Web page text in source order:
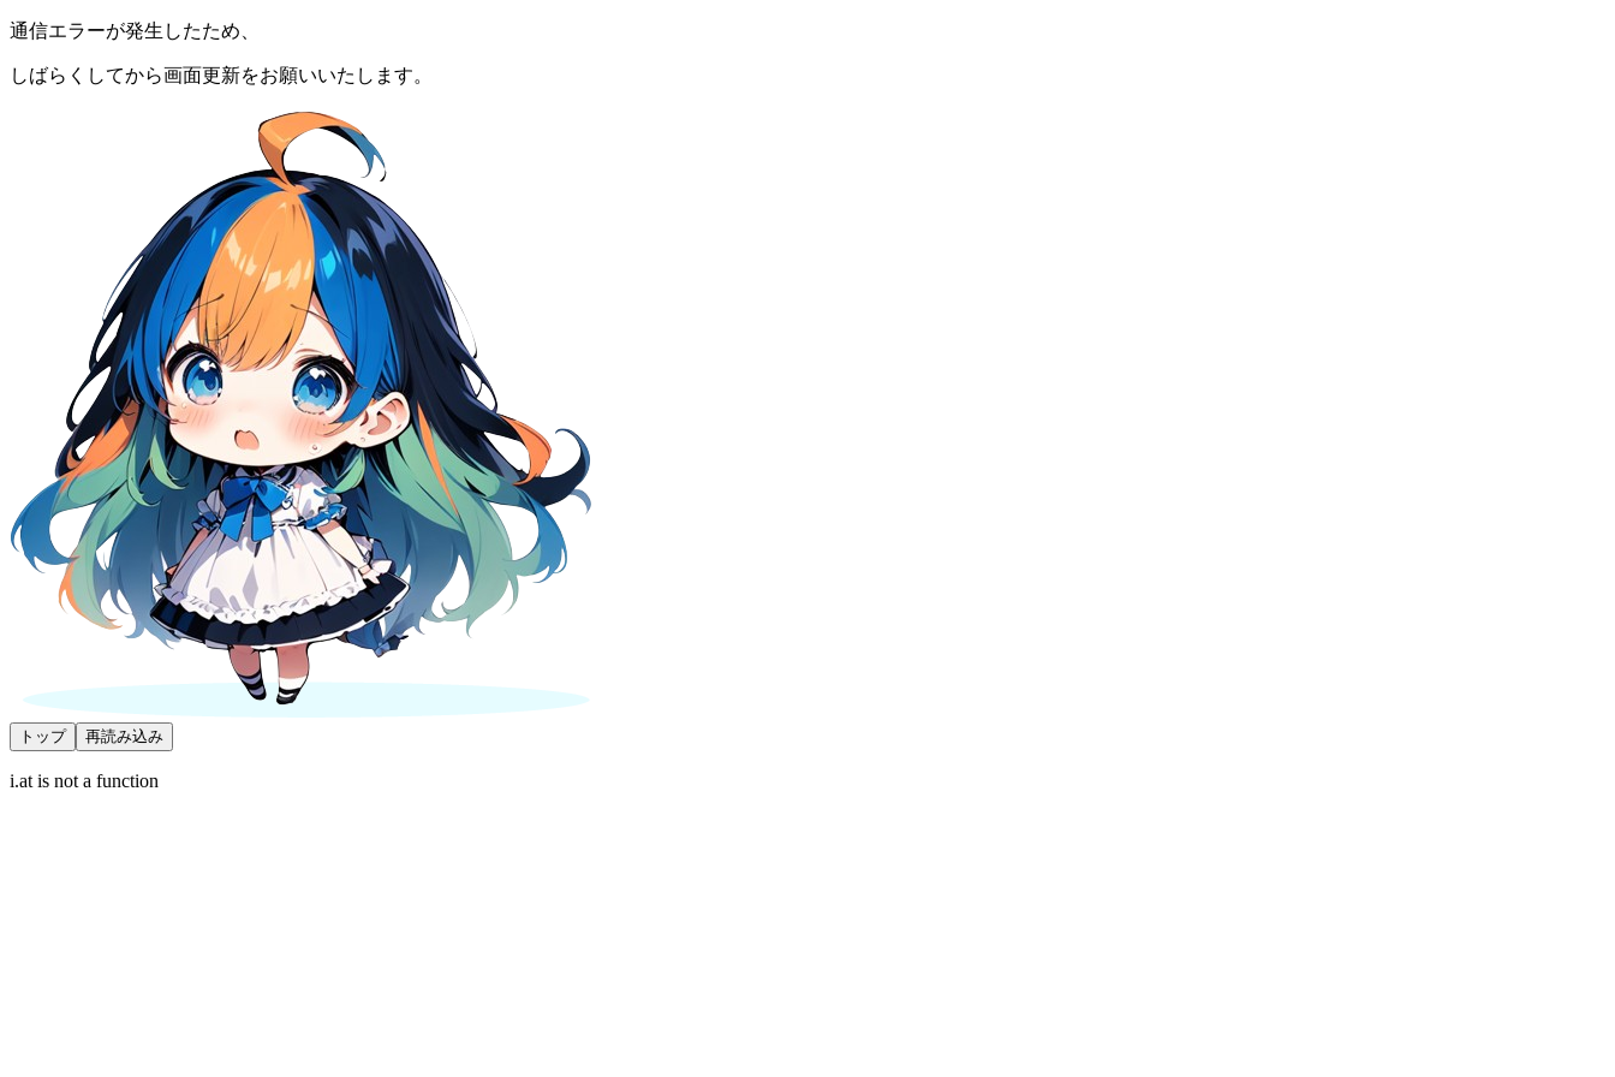
通信エラーが発生したため、
しばらくしてから画面更新をお願いいたします。
トップ 再読み込み
i.at is not a function